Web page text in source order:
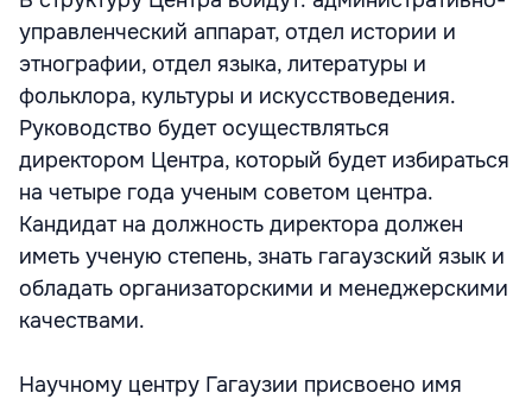
управленческий аппарат, отдел истории и
этнографии, отдел языка, литературы и
фольклора, культуры и искусствоведения.
Руководство будет осуществляться
директором Центра, который будет избираться
на четыре года ученым советом центра.
Кандидат на должность директора должен
иметь ученую степень, знать гагаузский язык и
обладать организаторскими и менеджерскими
качествами.
Научному центру Гагаузии присвоено имя